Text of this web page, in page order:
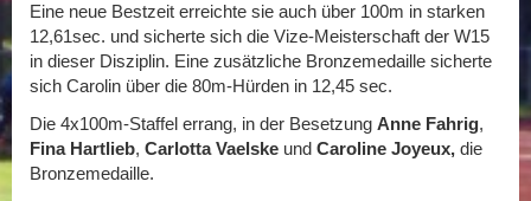
Eine neue Bestzeit erreichte sie auch über 100m in starken
12,61sec. und sicherte sich die Vize-Meisterschaft der W15
in dieser Disziplin. Eine zusätzliche Bronzemedaille sicherte
sich Carolin über die 80m-Hürden in 12,45 sec.
Die 4x100m-Staffel errang, in der Besetzung Anne Fahrig,
Fina Hartlieb, Carlotta Vaelske und Caroline Joyeux, die
Bronzemedaille.